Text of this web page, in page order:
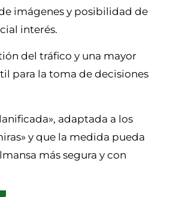
imágenes y posibilidad de
interés.
del tráfico y una mayor
para la toma de decisiones
adaptada a los
y que la medida pueda
más segura y con